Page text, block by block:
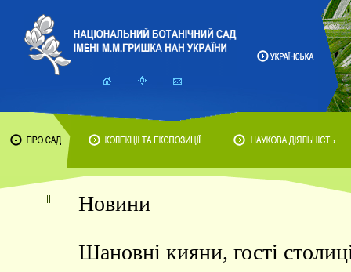
Новини
Шановні кияни, гості